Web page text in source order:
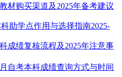
材购买渠道及2025年备考建议
助学点作用与选择指南2025-
成绩复核流程及2025年注意事
自考本科成绩查询方式与时间